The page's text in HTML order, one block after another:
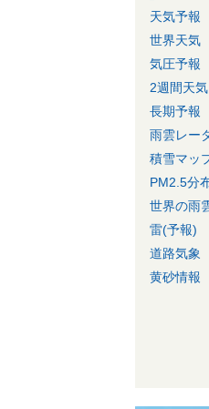
天気予報
世界天気
気圧予報
2週間天気
長期予報
雨雲レー
積雪マッ
PM2.5分
世界の雨
雷(予報)
道路気象
黄砂情報